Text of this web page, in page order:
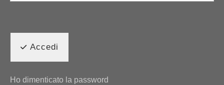
Accedi
Ho dimenticato la password